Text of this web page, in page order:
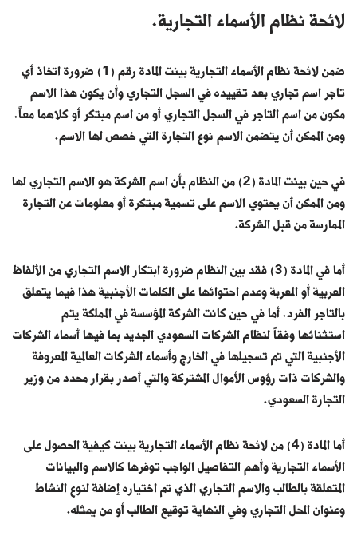
لائحة نظام الأسماء التجارية.
ضمن لائحة نظام الأسماء التجارية بينت المادة رقم (1) ضرورة اتخاذ أي
تاجر اسم تجاري بعد تقييده في السجل التجاري وأن يكون هذا الاسم
مكون من اسم التاجر في السجل التجاري أو من اسم مبتكر أو كلاهما معاً.
ومن الممكن أن يتضمن الاسم نوع التجارة التي خصص لها الاسم.
في حين بينت المادة (2) من النظام بأن اسم الشركة هو الاسم التجاري لها
ومن الممكن أن يحتوي الاسم على تسمية مبتكرة أو معلومات عن التجارة
الممارسة من قبل الشركة.
أما في المادة (3) فقد بين النظام ضرورة ابتكار الاسم التجاري من الألفاظ
العربية أو المعربة وعدم احتوائها على الكلمات الأجنبية هذا فيما يتعلق
بالتاجر الفرد. أما في حين كانت الشركة المؤسسة في المملكة يتم
استثنائها وفقاً لنظام الشركات السعودي الجديد بما فيها أسماء الشركات
الأجنبية التي تم تسجيلها في الخارج وأسماء الشركات العالمية المعروفة
والشركات ذات رؤوس الأموال المشتركة والتي أصدر بقرار محدد من وزير
التجارة السعودي.
أما المادة (4) من لائحة نظام الأسماء التجارية بينت كيفية الحصول على
الأسماء التجارية وأهم التفاصيل الواجب توفرها كالاسم والبيانات
المتعلقة بالطالب والاسم التجاري الذي تم اختياره إضافة لنوع النشاط
وعنوان المحل التجاري وفي النهاية توقيع الطالب أو من يمثله.